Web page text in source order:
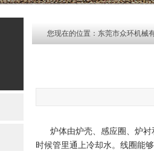
您现在的位置： 东莞市众环机械
炉体由炉壳、感应圈、炉衬
时候管里通上冷却水。线圈能